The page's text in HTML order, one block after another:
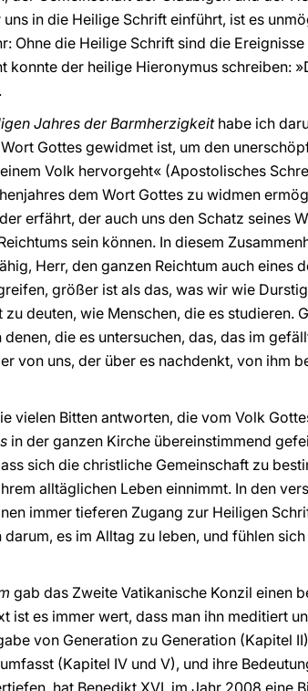
in die Heilige Schrift einführt, ist es
Ohne die Heilige Schrift sind die
konnte der heilige Hieronymus schreiben:
Jahres der Barmherzigkeithabe ich
Gottes gewidmet ist, um den
Volk hervorgeht« (Apostolisches
dem Wort Gottes zu widmen
erfährt, der auch uns den Schatz seines
sein können. In diesem
Herr, den ganzen Reichtum auch eines
größer ist als das, was wir wie
deuten, wie Menschen, die es studieren.
die es untersuchen, das, das im
von uns, der über es nachdenkt, von ihm
vielen Bitten antworten, die vom Volk
in der ganzen Kirche übereinstimmend
sich die christliche Gemeinschaft zu
alltäglichen Leben einnimmt. In den
immer tieferen Zugang zur Heiligen
es im Alltag zu leben, und fühlen
gab das Zweite Vatikanische Konzil einen
ist es immer wert, dass man ihn meditiert
von Generation zu Generation (Kapitel
(Kapitel IV und V), und ihre
hat Benedikt XVI. im Jahr 2008 eine